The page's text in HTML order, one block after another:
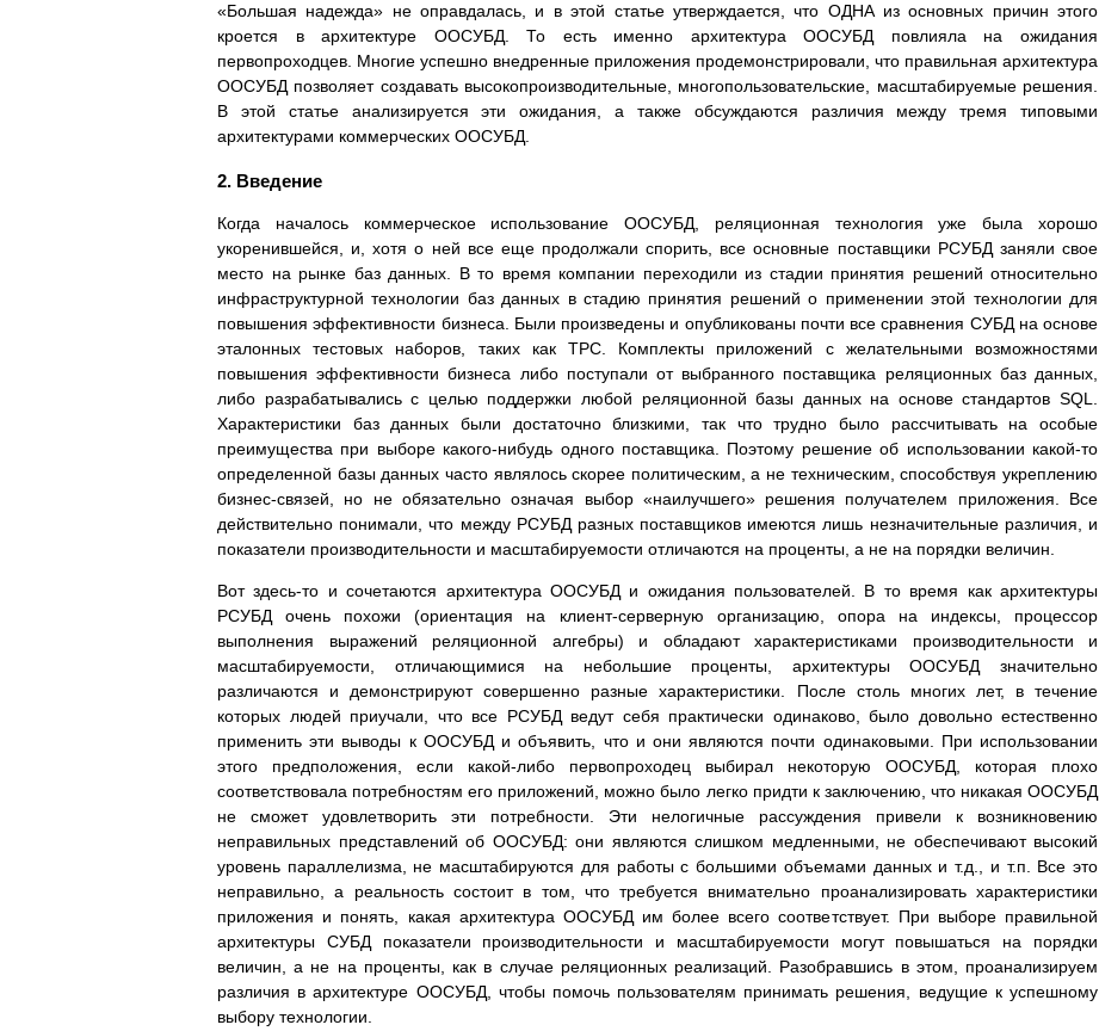
«Большая надежда» не оправдалась, и в этой статье утверждается, что ОДНА из основных причин этого
кроется в архитектуре ООСУБД. То есть именно архитектура ООСУБД повлияла на ожидания
первопроходцев. Многие успешно внедренные приложения продемонстрировали, что правильная архитектура
ООСУБД позволяет создавать высокопроизводительные, многопользовательские, масштабируемые решения.
В этой статье анализируется эти ожидания, а также обсуждаются различия между тремя типовыми
архитектурами коммерческих ООСУБД.
2. Введение
Когда началось коммерческое использование ООСУБД, реляционная технология уже была хорошо
укоренившейся, и, хотя о ней все еще продолжали спорить, все основные поставщики РСУБД заняли свое
место на рынке баз данных. В то время компании переходили из стадии принятия решений относительно
инфраструктурной технологии баз данных в стадию принятия решений о применении этой технологии для
повышения эффективности бизнеса. Были произведены и опубликованы почти все сравнения СУБД на основе
эталонных тестовых наборов, таких как TPC. Комплекты приложений с желательными возможностями
повышения эффективности бизнеса либо поступали от выбранного поставщика реляционных баз данных,
либо разрабатывались с целью поддержки любой реляционной базы данных на основе стандартов SQL.
Характеристики баз данных были достаточно близкими, так что трудно было рассчитывать на особые
преимущества при выборе какого-нибудь одного поставщика. Поэтому решение об использовании какой-то
определенной базы данных часто являлось скорее политическим, а не техническим, способствуя укреплению
бизнес-связей, но не обязательно означая выбор «наилучшего» решения получателем приложения. Все
действительно понимали, что между РСУБД разных поставщиков имеются лишь незначительные различия, и
показатели производительности и масштабируемости отличаются на проценты, а не на порядки величин.
Вот здесь-то и сочетаются архитектура ООСУБД и ожидания пользователей. В то время как архитектуры
РСУБД очень похожи (ориентация на клиент-серверную организацию, опора на индексы, процессор
выполнения выражений реляционной алгебры) и обладают характеристиками производительности и
масштабируемости, отличающимися на небольшие проценты, архитектуры ООСУБД значительно
различаются и демонстрируют совершенно разные характеристики. После столь многих лет, в течение
которых людей приучали, что все РСУБД ведут себя практически одинаково, было довольно естественно
применить эти выводы к ООСУБД и объявить, что и они являются почти одинаковыми. При использовании
этого предположения, если какой-либо первопроходец выбирал некоторую ООСУБД, которая плохо
соответствовала потребностям его приложений, можно было легко придти к заключению, что никакая ООСУБД
не сможет удовлетворить эти потребности. Эти нелогичные рассуждения привели к возникновению
неправильных представлений об ООСУБД: они являются слишком медленными, не обеспечивают высокий
уровень параллелизма, не масштабируются для работы с большими объемами данных и т.д., и т.п. Все это
неправильно, а реальность состоит в том, что требуется внимательно проанализировать характеристики
приложения и понять, какая архитектура ООСУБД им более всего соответствует. При выборе правильной
архитектуры СУБД показатели производительности и масштабируемости могут повышаться на порядки
величин, а не на проценты, как в случае реляционных реализаций. Разобравшись в этом, проанализируем
различия в архитектуре ООСУБД, чтобы помочь пользователям принимать решения, ведущие к успешному
выбору технологии.